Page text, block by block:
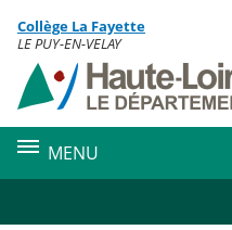
Menu de la rubrique
Contenu
Collège La Fayette
LE PUY-EN-VELAY
MENU